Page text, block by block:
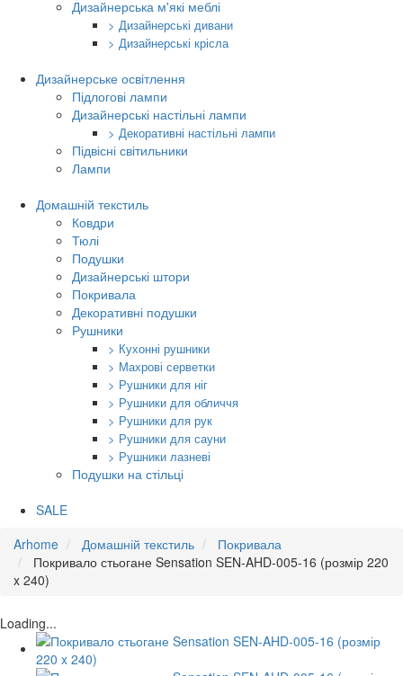
Дизайнерська м'які меблі
> Дизайнерські дивани
> Дизайнерські крісла
Дизайнерське освітлення
Підлогові лампи
Дизайнерські настільні лампи
> Декоративні настільні лампи
Підвісні світильники
Лампи
Домашній текстиль
Ковдри
Тюлі
Подушки
Дизайнерські штори
Покривала
Декоративні подушки
Рушники
> Кухонні рушники
> Махрові серветки
> Рушники для ніг
> Рушники для обличчя
> Рушники для рук
> Рушники для сауни
> Рушники лазневі
Подушки на стільці
SALE
Arhome
Домашній текстиль
Покривала
Покривало стьогане Sensation SEN-AHD-005-16 (розмір 220
x 240)
Loading...